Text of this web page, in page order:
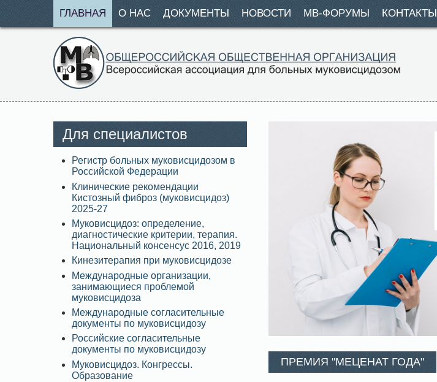
ГЛАВНАЯ О НАС ДОКУМЕНТЫ НОВОСТИ МВ-ФОРУМЫ КОНТАКТЫ
ПРЕМИЯ "МЕЦЕНАТ ГОДА"
Для специалистов
Регистр больных муковисцидозом в
Российской Федерации
Клинические рекомендации
Кистозный фиброз (муковисцидоз)
2025-27
Муковисцидоз: определение,
диагностические критерии, терапия.
Национальный консенсус 2016, 2019
Кинезитерапия при муковисцидозе
Международные организации,
занимающиеся проблемой
муковисцидоза
Международные согласительные
документы по муковисцидозу
Российские согласительные
документы по муковисцидозу
Муковисцидоз. Конгрессы.
Образование